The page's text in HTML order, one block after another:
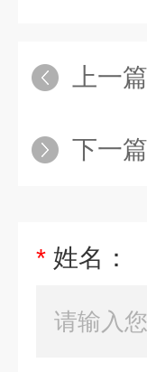
上一
下一篇
* 姓名：